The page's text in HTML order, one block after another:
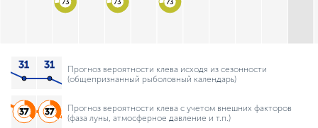
73 73 73
Прогноз вероятности клева исходя из сезонности
(общепризнанный рыболовный календарь)
Прогноз вероятности клева с учетом внешних факторов
(фаза луны, атмосферное давление и т.п.)